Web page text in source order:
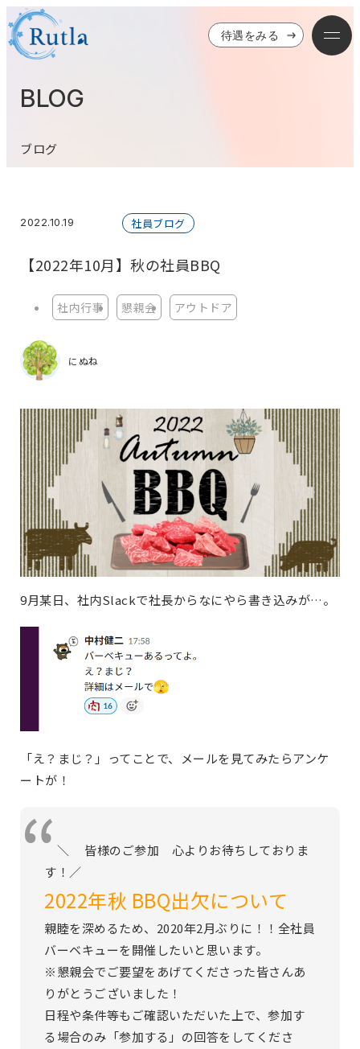
待遇をみる
BLOG
ブログ
2022.10.19 社員ブログ
【2022年10月】秋の社員BBQ
社内行事 懇親会 アウトドア
にぬね
9月某日、社内Slackで社長からなにやら書き込みが…。
「え？まじ？」ってことで、メールを見てみたらアンケ
ートが！
＼ 皆様のご参加 心よりお待ちしておりま
す！／
2022年秋 BBQ出欠について
親睦を深めるため、2020年2月ぶりに！！全社員
バーベキューを開催したいと思います。
※懇親会でご要望をあげてくださった皆さんあ
りがとうございました！
日程や条件等もご確認いただいた上で、参加す
る場合のみ「参加する」の回答をしてくださ